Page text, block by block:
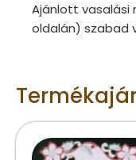
Ajánlott vasalási
oldalán) szabad